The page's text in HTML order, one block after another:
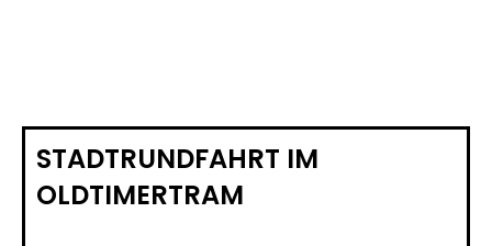
STADTRUNDFAHRT IM
OLDTIMERTRAM